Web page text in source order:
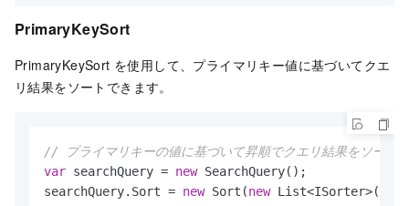
PrimaryKeySort
PrimaryKeySort を使用して、プライマリキー値に基づいてクエ
リ結果をソートできます。
// プライマリキーの値に基づいて昇順でクエリ結果をソート
var searchQuery = new SearchQuery();
searchQuery.Sort = new Sort(new List<ISorter>() {